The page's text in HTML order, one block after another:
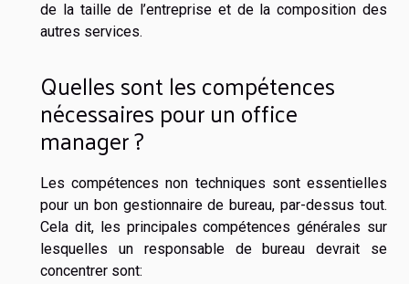
de la taille de l’entreprise et de la composition des
autres services.
Quelles sont les compétences
nécessaires pour un office
manager ?
Les compétences non techniques sont essentielles
pour un bon gestionnaire de bureau, par-dessus tout.
Cela dit, les principales compétences générales sur
lesquelles un responsable de bureau devrait se
concentrer sont: